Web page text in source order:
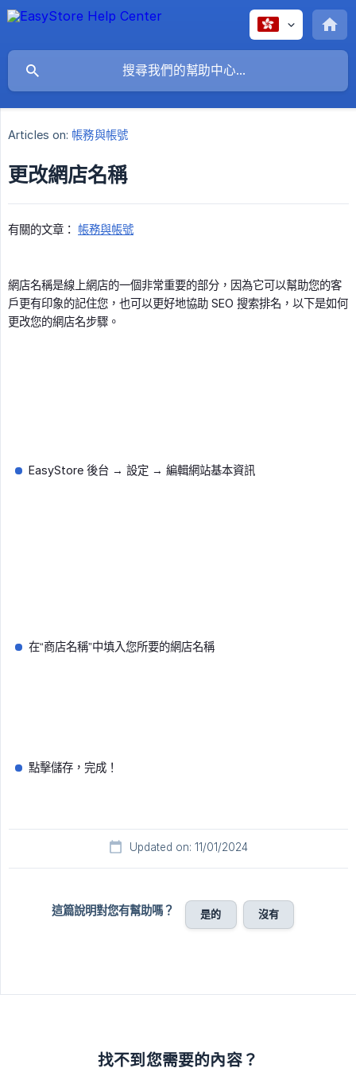
Articles on: 帳務與帳號
更改網店名稱
有關的文章： 帳務與帳號
網店名稱是線上網店的一個非常重要的部分，因為它可以幫助您的客
戶更有印象的記住您，也可以更好地協助 SEO 搜索排名，以下是如何
更改您的網店名步驟。
EasyStore 後台 → 設定 → 編輯網站基本資訊
在“商店名稱”中填入您所要的網店名稱
點擊儲存，完成！
Updated on: 11/01/2024
這篇說明對您有幫助嗎？ 是的 沒有
找不到您需要的內容？